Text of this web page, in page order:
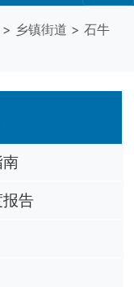
> 乡镇街道 > 石牛
告